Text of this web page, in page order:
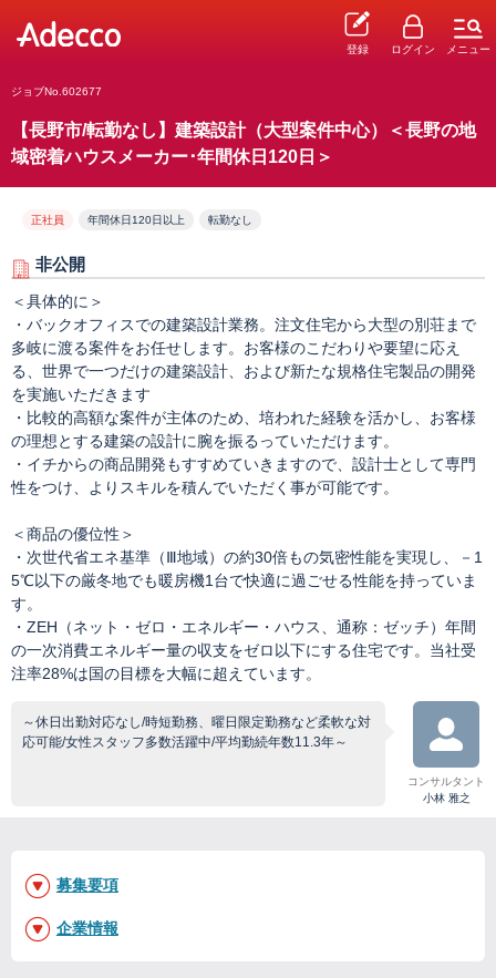
登録 ログイン メニュー
ジョブNo.602677
【長野市/転勤なし】建築設計（大型案件中心）＜長野の地
域密着ハウスメーカー･年間休日120日＞
正社員 年間休日120日以上 転勤なし
非公開
＜具体的に＞
・バックオフィスでの建築設計業務。注文住宅から大型の別荘まで
多岐に渡る案件をお任せします。お客様のこだわりや要望に応え
る、世界で一つだけの建築設計、および新たな規格住宅製品の開発
を実施いただきます
・比較的高額な案件が主体のため、培われた経験を活かし、お客様
の理想とする建築の設計に腕を振るっていただけます。
・イチからの商品開発もすすめていきますので、設計士として専門
性をつけ、よりスキルを積んでいただく事が可能です。
＜商品の優位性＞
・次世代省エネ基準（Ⅲ地域）の約30倍もの気密性能を実現し、－1
5℃以下の厳冬地でも暖房機1台で快適に過ごせる性能を持っていま
す。
・ZEH（ネット・ゼロ・エネルギー・ハウス、通称：ゼッチ）年間
の一次消費エネルギー量の収支をゼロ以下にする住宅です。当社受
注率28%は国の目標を大幅に超えています。
～休日出勤対応なし/時短勤務、曜日限定勤務など柔軟な対
応可能/女性スタッフ多数活躍中/平均勤続年数11.3年～
コンサルタント
小林 雅之
募集要項
企業情報